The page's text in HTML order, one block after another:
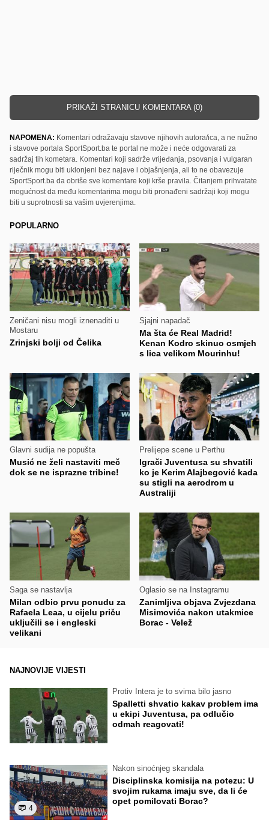
PRIKAŽI STRANICU KOMENTARA (0)
NAPOMENA: Komentari odražavaju stavove njihovih autora/ica, a ne nužno
i stavove portala SportSport.ba te portal ne može i neće odgovarati za
sadržaj tih kometara. Komentari koji sadrže vrijeđanja, psovanja i vulgaran
riječnik mogu biti uklonjeni bez najave i objašnjenja, ali to ne obavezuje
SportSport.ba da obriše sve komentare koji krše pravila. Čitanjem prihvatate
mogućnost da među komentarima mogu biti pronađeni sadržaji koji mogu
biti u suprotnosti sa vašim uvjerenjima.
POPULARNO
Zeničani nisu mogli iznenaditi u
Mostaru
Zrinjski bolji od Čelika
Sjajni napadač
Ma šta će Real Madrid!
Kenan Kodro skinuo osmjeh
s lica velikom Mourinhu!
Glavni sudija ne popušta
Musić ne želi nastaviti meč
dok se ne isprazne tribine!
Prelijepe scene u Perthu
Igrači Juventusa su shvatili
ko je Kerim Alajbegović kada
su stigli na aerodrom u
Australiji
Saga se nastavlja
Milan odbio prvu ponudu za
Rafaela Leaa, u cijelu priču
uključili se i engleski
velikani
Oglasio se na Instagramu
Zanimljiva objava Zvjezdana
Misimovića nakon utakmice
Borac - Velež
NAJNOVIJE VIJESTI
Protiv Intera je to svima bilo jasno
Spalletti shvatio kakav problem ima
u ekipi Juventusa, pa odlučio
odmah reagovati!
4
Nakon sinoćnjeg skandala
Disciplinska komisija na potezu: U
svojim rukama imaju sve, da li će
opet pomilovati Borac?